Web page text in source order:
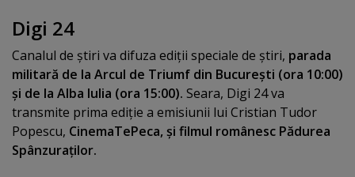
Digi 24
Canalul de ştiri va difuza ediţii speciale de ştiri, parada
militară de la Arcul de Triumf din Bucureşti (ora 10:00)
şi de la Alba Iulia (ora 15:00). Seara, Digi 24 va
transmite prima ediţie a emisiunii lui Cristian Tudor
Popescu, CinemaTePeca, şi filmul românesc Pădurea
Spânzuraţilor.